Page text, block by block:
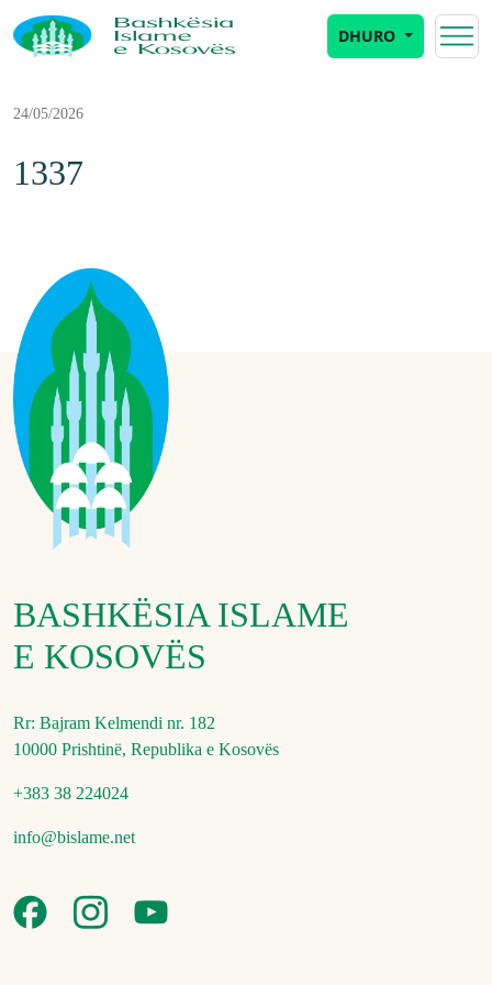
DHURO
24/05/2026
1337
BASHKËSIA ISLAME
E KOSOVËS
Rr: Bajram Kelmendi nr. 182
10000 Prishtinë, Republika e Kosovës
+383 38 224024
info@bislame.net